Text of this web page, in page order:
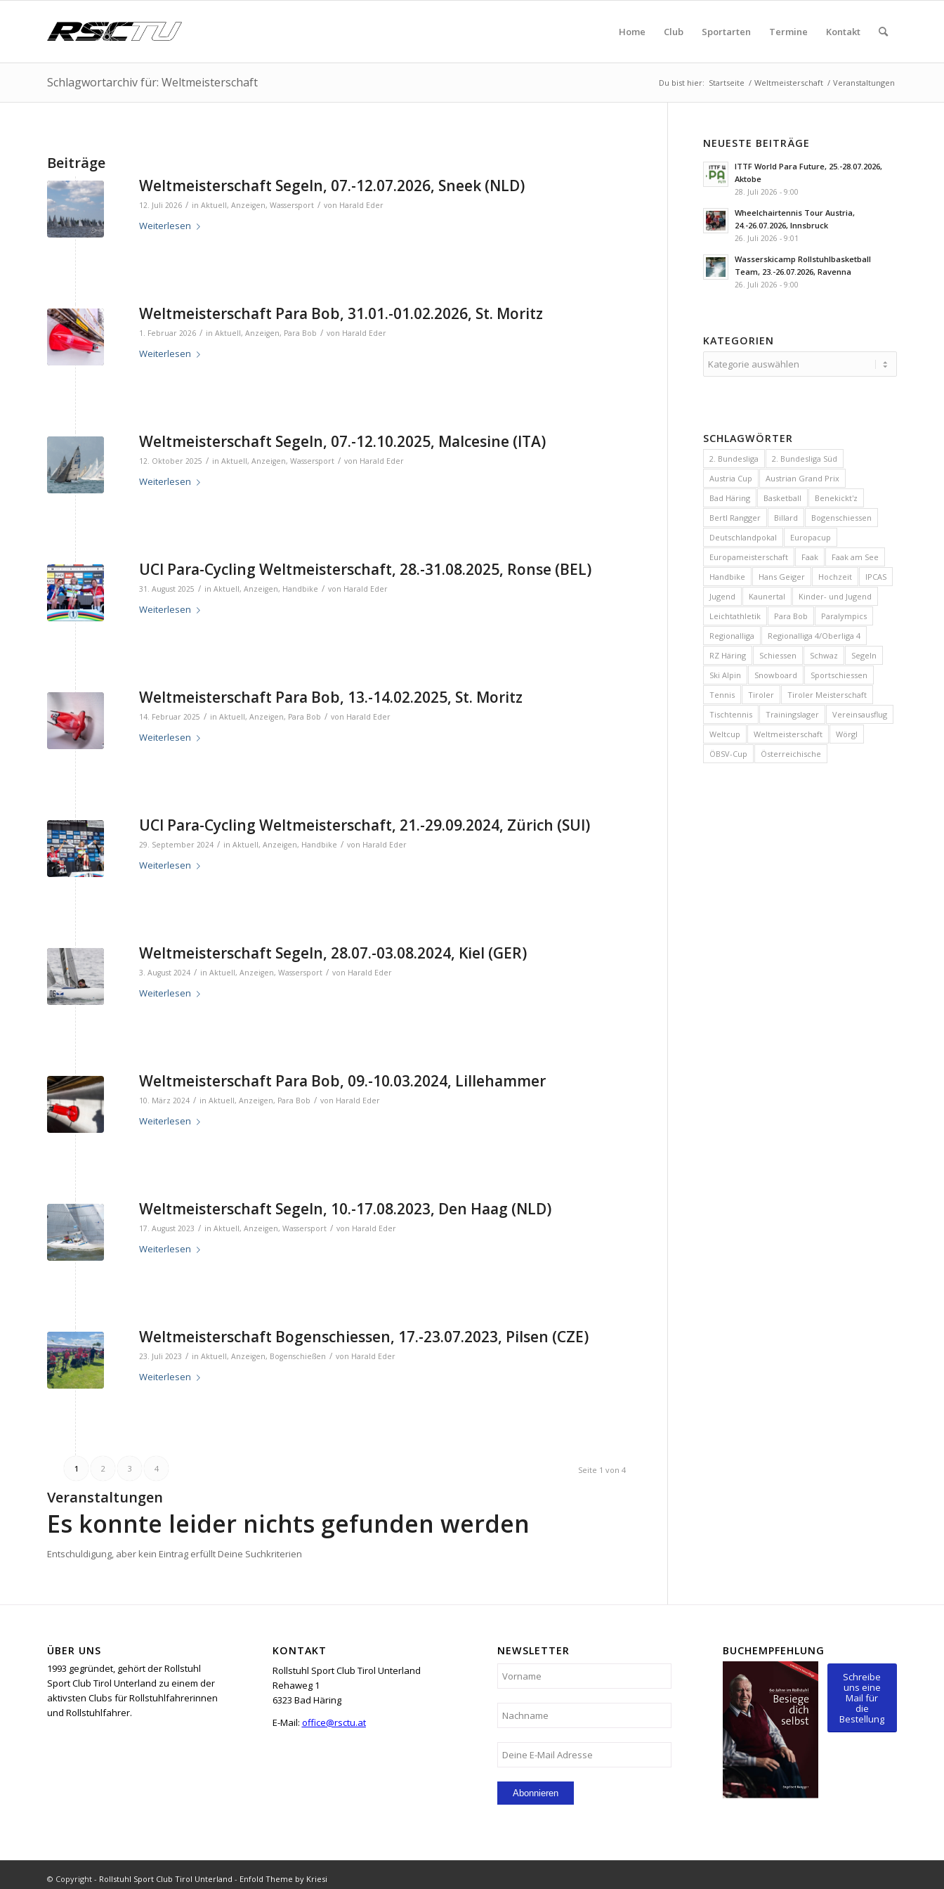
Home Club Sportarten Termine Kontakt
Schlagwortarchiv für: Weltmeisterschaft Du bist hier: Startseite / Weltmeisterschaft / Veranstaltungen
Beiträge
Weltmeisterschaft Segeln, 07.-12.07.2026, Sneek (NLD)
12. Juli 2026 / in Aktuell, Anzeigen, Wassersport / von Harald Eder
Weiterlesen
Weltmeisterschaft Para Bob, 31.01.-01.02.2026, St. Moritz
1. Februar 2026 / in Aktuell, Anzeigen, Para Bob / von Harald Eder
Weiterlesen
Weltmeisterschaft Segeln, 07.-12.10.2025, Malcesine (ITA)
12. Oktober 2025 / in Aktuell, Anzeigen, Wassersport / von Harald Eder
Weiterlesen
UCI Para-Cycling Weltmeisterschaft, 28.-31.08.2025, Ronse (BEL)
31. August 2025 / in Aktuell, Anzeigen, Handbike / von Harald Eder
Weiterlesen
Weltmeisterschaft Para Bob, 13.-14.02.2025, St. Moritz
14. Februar 2025 / in Aktuell, Anzeigen, Para Bob / von Harald Eder
Weiterlesen
UCI Para-Cycling Weltmeisterschaft, 21.-29.09.2024, Zürich (SUI)
29. September 2024 / in Aktuell, Anzeigen, Handbike / von Harald Eder
Weiterlesen
Weltmeisterschaft Segeln, 28.07.-03.08.2024, Kiel (GER)
3. August 2024 / in Aktuell, Anzeigen, Wassersport / von Harald Eder
Weiterlesen
Weltmeisterschaft Para Bob, 09.-10.03.2024, Lillehammer
10. März 2024 / in Aktuell, Anzeigen, Para Bob / von Harald Eder
Weiterlesen
Weltmeisterschaft Segeln, 10.-17.08.2023, Den Haag (NLD)
17. August 2023 / in Aktuell, Anzeigen, Wassersport / von Harald Eder
Weiterlesen
Weltmeisterschaft Bogenschiessen, 17.-23.07.2023, Pilsen (CZE)
23. Juli 2023 / in Aktuell, Anzeigen, Bogenschießen / von Harald Eder
Weiterlesen
Seite 1 von 4
1 2 3 4
Veranstaltungen
Es konnte leider nichts gefunden werden
Entschuldigung, aber kein Eintrag erfüllt Deine Suchkriterien
NEUESTE BEITRÄGE
ITTF World Para Future, 25.-28.07.2026,
Aktobe
28. Juli 2026 - 9:00
Wheelchairtennis Tour Austria,
24.-26.07.2026, Innsbruck
26. Juli 2026 - 9:01
Wasserskicamp Rollstuhlbasketball
Team, 23.-26.07.2026, Ravenna
26. Juli 2026 - 9:00
KATEGORIEN
SCHLAGWÖRTER
2. Bundesliga
2. Bundesliga Süd
Austria Cup
Austrian Grand Prix
Bad Häring
Basketball
Benekickt'z
Bertl Rangger
Billard
Bogenschiessen
Deutschlandpokal
Europacup
Europameisterschaft
Faak
Faak am See
Handbike
Hans Geiger Hochzeit
IPCAS
Jugend
Kaunertal
Kinder- und Jugend
Leichtathletik
Para Bob
Paralympics
Regionalliga
Regionalliga 4/Oberliga 4
RZ Häring
Schiessen Schwaz
Segeln
Ski Alpin
Snowboard
Sportschiessen
Tennis
Tiroler
Tiroler Meisterschaft
Tischtennis
Trainingslager
Vereinsausflug
Weltcup
Weltmeisterschaft
Wörgl
ÖBSV-Cup
Österreichische
ÜBER UNS
1993 gegründet, gehört der Rollstuhl
Sport Club Tirol Unterland zu einem der
aktivsten Clubs für Rollstuhlfahrerinnen
und Rollstuhlfahrer.
KONTAKT
Rollstuhl Sport Club Tirol Unterland
Rehaweg 1
6323 Bad Häring
E-Mail: office@rsctu.at
NEWSLETTER BUCHEMPFEHLUNG
Schreibe
uns eine
Mail für
die
Bestellung
© Copyright - Rollstuhl Sport Club Tirol Unterland - Enfold Theme by Kriesi